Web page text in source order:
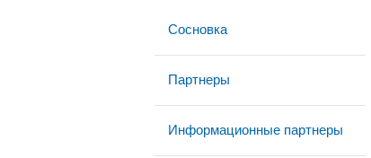
Сосновка
Партнеры
Информационные партнеры